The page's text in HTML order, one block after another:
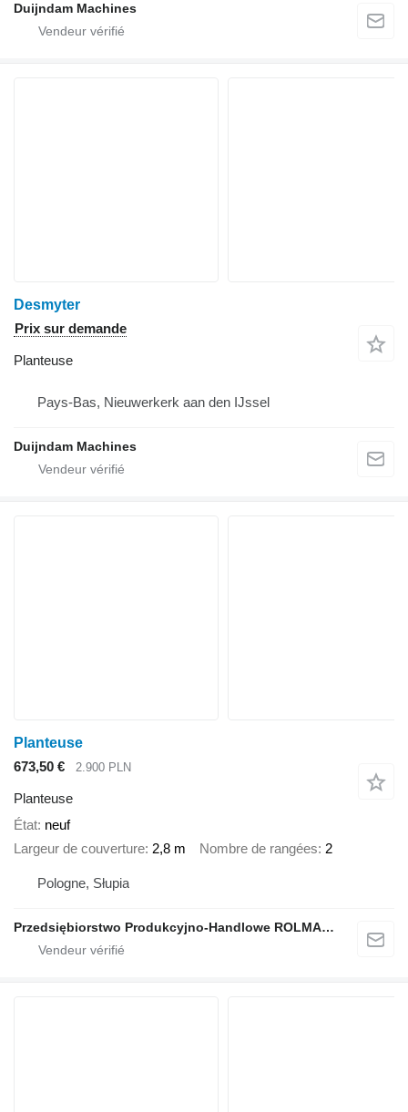
Duijndam Machines
Desmyter
Prix sur demande
Planteuse
Pays-Bas, Nieuwerkerk aan den IJssel
Duijndam Machines
Planteuse
673,50 €
2.900 PLN
Planteuse
État neuf
Largeur de couverture 2,8 m Nombre de rangées 2
Pologne, Słupia
Przedsiębiorstwo Produkcyjno-Handlowe ROLMAPOL Marcin Dziekan